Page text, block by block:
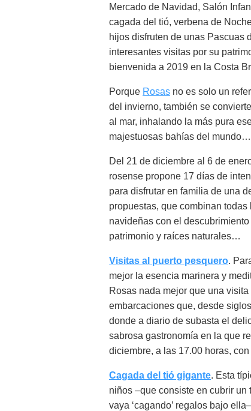
Mercado de Navidad, Salón
cagada del tió, verbena de
hijos disfruten de unas Pascuas
interesantes visitas por su
bienvenida a 2019 en la Costa
Porque Rosas no es solo un
del invierno, también se
al mar, inhalando la más pura
majestuosas bahías del
Del 21 de diciembre al 6 de
rosense propone 17 días de
para disfrutar en familia de una
propuestas, que combinan todas
navideñas con el descubrimiento
patrimonio y raíces naturales…
Visitas al puerto pesquero.
mejor la esencia marinera y
Rosas nada mejor que una
embarcaciones que, desde
donde a diario de subasta el
sabrosa gastronomía en la que
diciembre, a las 17.00 horas,
Cagada del tió gigante. Esta
niños –que consiste en cubrir
vaya ‘cagando’ regalos bajo